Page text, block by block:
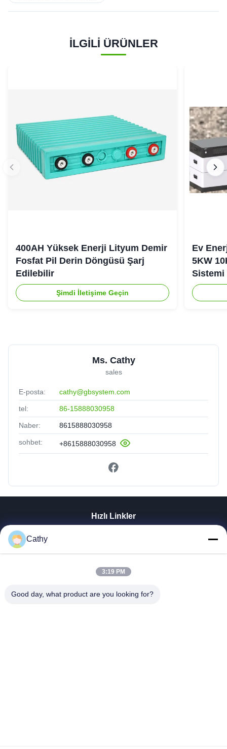
İLGİLİ ÜRÜNLER
400AH Yüksek Enerji Lityum Demir
Fosfat Pil Derin Döngüsü Şarj
Edilebilir
Şimdi İletişime Geçin
Ev
5KW
Sistemi
Ms. Cathy
sales
E-posta: cathy@gbsystem.com
tel: 86-15888030958
Naber: 8615888030958
sohbet: +8615888030958
Hızlı Linkler
VR Gösterisi
Fabrika Turu
Cathy
3:19 PM
Good day, what product are you looking for?